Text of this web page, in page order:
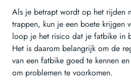
Als je betrapt wordt op het rijden
trappen, kun je een boete krijgen
loop je het risico dat je fatbike in
Het is daarom belangrijk om de
van een fatbike goed te kennen
om problemen te voorkomen.